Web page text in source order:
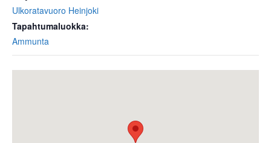
Ulkoratavuoro Heinjoki
Tapahtumaluokka:
Ammunta